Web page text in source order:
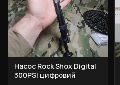
Насос Rock Shox Digital
300PSI цифровий